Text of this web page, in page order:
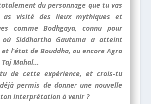
du personnage que tu vas
as visité des lieux mythiques et
comme Bodhgaya, connu pour
Siddhartha Gautama a atteint
l’état de Bouddha, ou encore Agra
Mahal…
de cette expérience, et crois-tu
permis de donner une nouvelle
interprétation à venir ?